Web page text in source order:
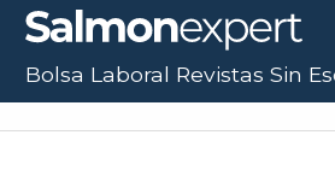
Bolsa Laboral Revistas Sin